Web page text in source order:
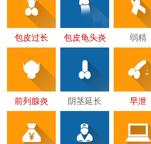
包皮过长 包皮龟头炎 弱精
前列腺炎 阴茎延长 早泄